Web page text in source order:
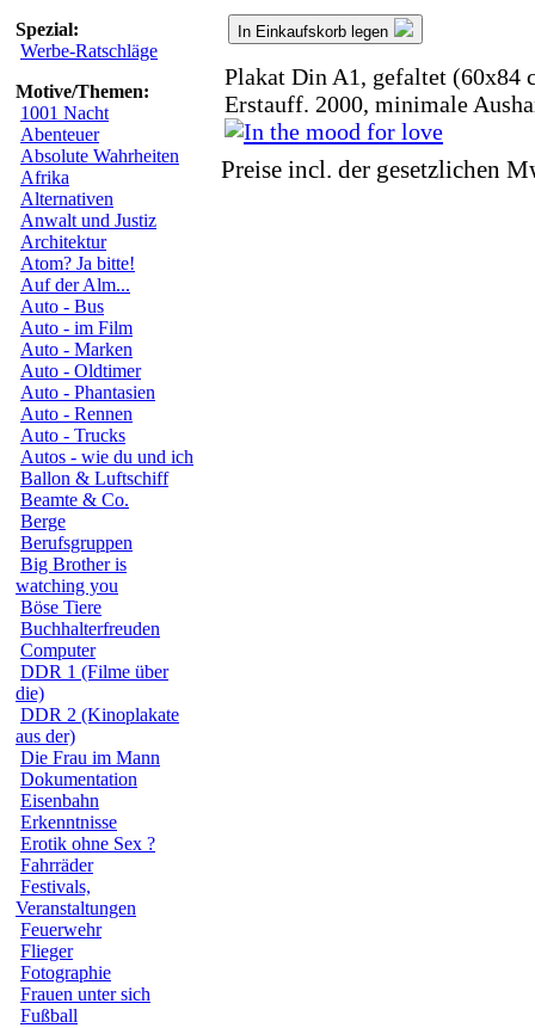
Spezial:
Werbe-Ratschläge
Motive/Themen:
1001 Nacht
Abenteuer
Absolute Wahrheiten
Afrika
Alternativen
Anwalt und Justiz
Architektur
Atom? Ja bitte!
Auf der Alm...
Auto - Bus
Auto - im Film
Auto - Marken
Auto - Oldtimer
Auto - Phantasien
Auto - Rennen
Auto - Trucks
Autos - wie du und ich
Ballon & Luftschiff
Beamte & Co.
Berge
Berufsgruppen
Big Brother is
watching you
Böse Tiere
Buchhalterfreuden
Computer
DDR 1 (Filme über
die)
DDR 2 (Kinoplakate
aus der)
Die Frau im Mann
Dokumentation
Eisenbahn
Erkenntnisse
Erotik ohne Sex ?
Fahrräder
Festivals,
Veranstaltungen
Feuerwehr
Flieger
Fotographie
Frauen unter sich
Fußball
In Einkaufskorb legen
Plakat Din A1, gefaltet (60x84
Erstauff. 2000, minimale
Preise incl. der gesetzlichen